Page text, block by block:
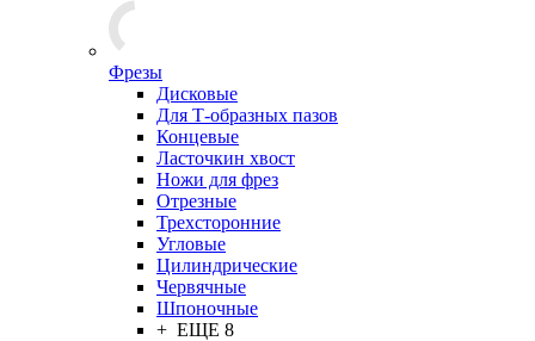
Фрезы
Дисковые
Для Т-образных пазов
Концевые
Ласточкин хвост
Ножи для фрез
Отрезные
Трехсторонние
Угловые
Цилиндрические
Червячные
Шпоночные
+ ЕЩЕ 8